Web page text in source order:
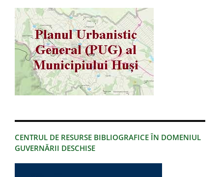
CENTRUL DE RESURSE BIBLIOGRAFICE ÎN DOMENIUL
GUVERNĂRII DESCHISE